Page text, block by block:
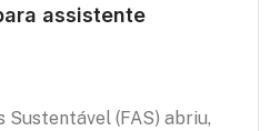
assistente
Sustentável (FAS) abriu,